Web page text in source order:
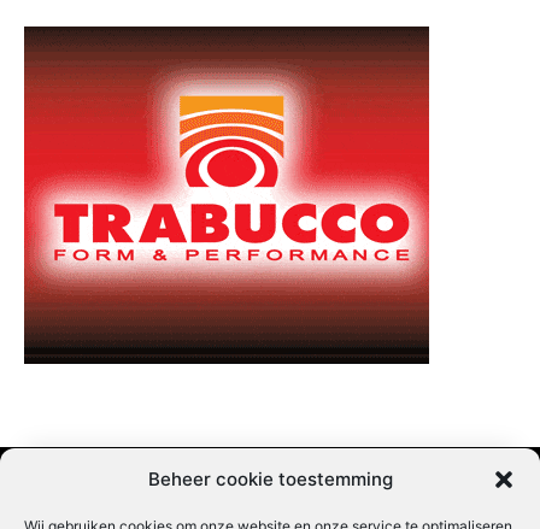
Beheer cookie toestemming